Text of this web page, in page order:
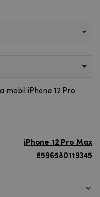
mobil iPhone 12 Pro
iPhone 12 Pro Max
8596580119345